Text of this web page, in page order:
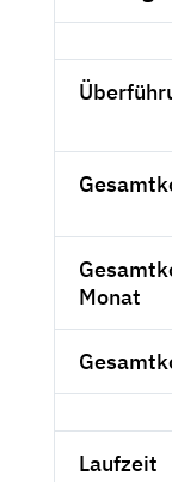
Monat
Laufzeit